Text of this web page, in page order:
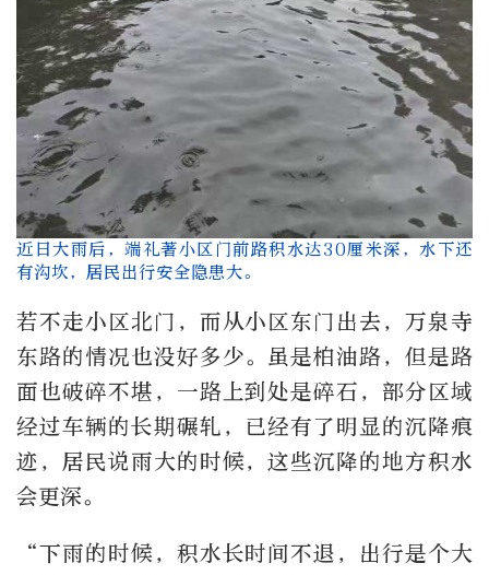
近日大雨后，端礼著小区门前路积水达30厘米深，水下还
有沟坎，居民出行安全隐患大。
若不走小区北门，而从小区东门出去，万泉寺
东路的情况也没好多少。虽是柏油路，但是路
面也破碎不堪，一路上到处是碎石，部分区域
经过车辆的长期碾轧，已经有了明显的沉降痕
迹，居民说雨大的时候，这些沉降的地方积水
会更深。
“下雨的时候，积水长时间不退，出行是个大